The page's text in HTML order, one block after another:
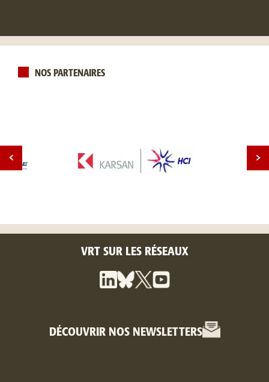
NOS PARTENAIRES
VRT SUR LES RÉSEAUX
DÉCOUVRIR NOS NEWSLETTERS